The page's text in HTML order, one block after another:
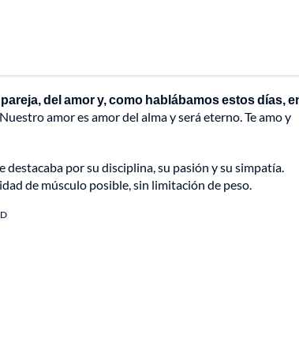
del amor y, como hablábamos estos días,
amor es amor del alma y será eterno. Te amo y
por su disciplina, su pasión y su simpatía.
de músculo posible, sin limitación de peso.